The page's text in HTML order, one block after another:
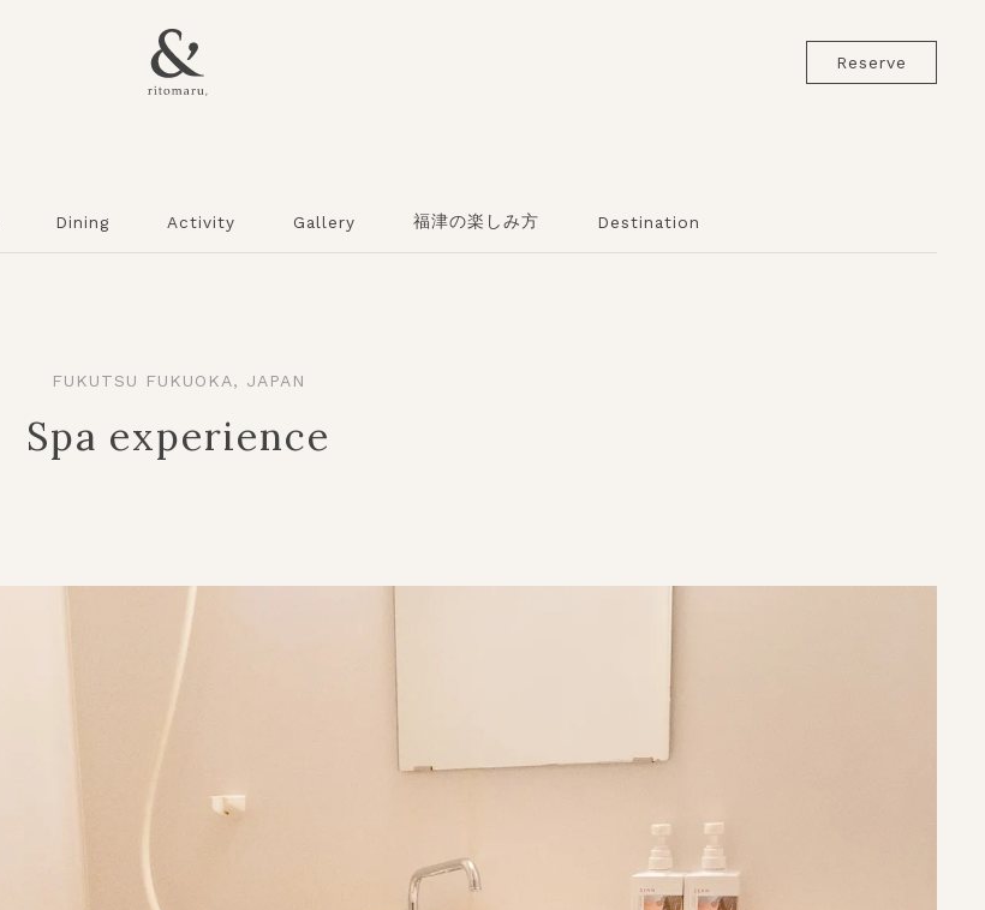
Reserve
Dining Activity Gallery 福津の楽しみ方 Destination
FUKUTSU FUKUOKA, JAPAN
Spa experience